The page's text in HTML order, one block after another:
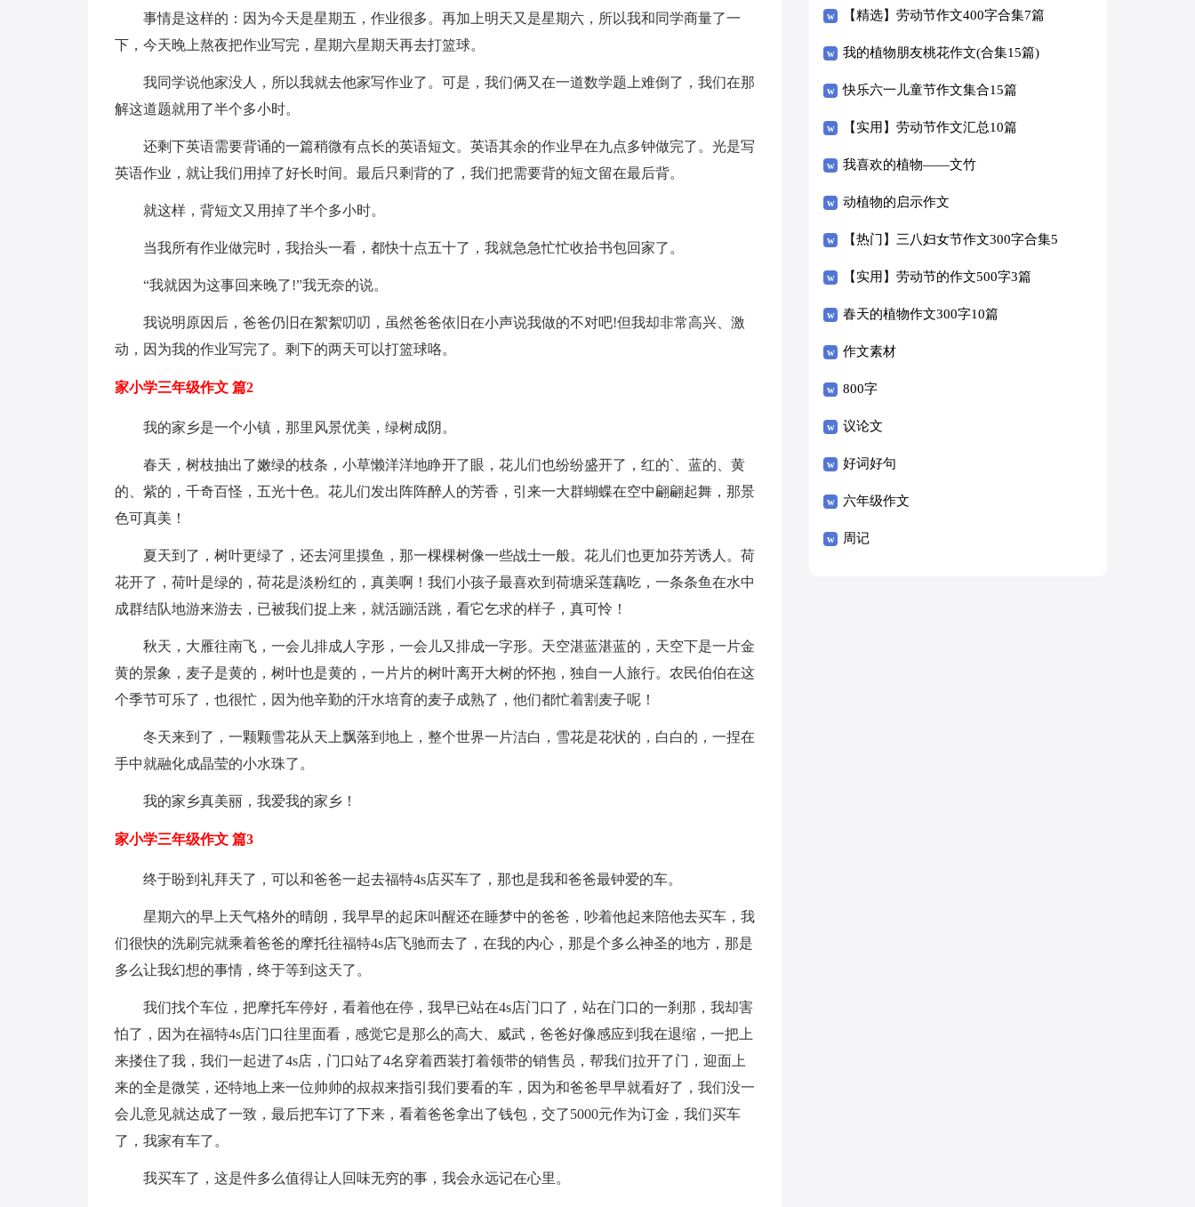
事情是这样的：因为今天是星期五，作业很多。再加上明天又是星期六，所以我和同学商量了一
下，今天晚上熬夜把作业写完，星期六星期天再去打篮球。
我同学说他家没人，所以我就去他家写作业了。可是，我们俩又在一道数学题上难倒了，我们在那
解这道题就用了半个多小时。
还剩下英语需要背诵的一篇稍微有点长的英语短文。英语其余的作业早在九点多钟做完了。光是写
英语作业，就让我们用掉了好长时间。最后只剩背的了，我们把需要背的短文留在最后背。
就这样，背短文又用掉了半个多小时。
当我所有作业做完时，我抬头一看，都快十点五十了，我就急急忙忙收拾书包回家了。
“我就因为这事回来晚了!”我无奈的说。
我说明原因后，爸爸仍旧在絮絮叨叨，虽然爸爸依旧在小声说我做的不对吧!但我却非常高兴、激
动，因为我的作业写完了。剩下的两天可以打篮球咯。
家小学三年级作文 篇2
我的家乡是一个小镇，那里风景优美，绿树成阴。
春天，树枝抽出了嫩绿的枝条，小草懒洋洋地睁开了眼，花儿们也纷纷盛开了，红的`、蓝的、黄
的、紫的，千奇百怪，五光十色。花儿们发出阵阵醉人的芳香，引来一大群蝴蝶在空中翩翩起舞，那景
色可真美！
夏天到了，树叶更绿了，还去河里摸鱼，那一棵棵树像一些战士一般。花儿们也更加芬芳诱人。荷
花开了，荷叶是绿的，荷花是淡粉红的，真美啊！我们小孩子最喜欢到荷塘采莲藕吃，一条条鱼在水中
成群结队地游来游去，已被我们捉上来，就活蹦活跳，看它乞求的样子，真可怜！
秋天，大雁往南飞，一会儿排成人字形，一会儿又排成一字形。天空湛蓝湛蓝的，天空下是一片金
黄的景象，麦子是黄的，树叶也是黄的，一片片的树叶离开大树的怀抱，独自一人旅行。农民伯伯在这
个季节可乐了，也很忙，因为他辛勤的汗水培育的麦子成熟了，他们都忙着割麦子呢！
冬天来到了，一颗颗雪花从天上飘落到地上，整个世界一片洁白，雪花是花状的，白白的，一捏在
手中就融化成晶莹的小水珠了。
我的家乡真美丽，我爱我的家乡！
家小学三年级作文 篇3
终于盼到礼拜天了，可以和爸爸一起去福特4s店买车了，那也是我和爸爸最钟爱的车。
星期六的早上天气格外的晴朗，我早早的起床叫醒还在睡梦中的爸爸，吵着他起来陪他去买车，我
们很快的洗刷完就乘着爸爸的摩托往福特4s店飞驰而去了，在我的内心，那是个多么神圣的地方，那是
多么让我幻想的事情，终于等到这天了。
我们找个车位，把摩托车停好，看着他在停，我早已站在4s店门口了，站在门口的一刹那，我却害
怕了，因为在福特4s店门口往里面看，感觉它是那么的高大、威武，爸爸好像感应到我在退缩，一把上
来搂住了我，我们一起进了4s店，门口站了4名穿着西装打着领带的销售员，帮我们拉开了门，迎面上
来的全是微笑，还特地上来一位帅帅的叔叔来指引我们要看的车，因为和爸爸早早就看好了，我们没一
会儿意见就达成了一致，最后把车订了下来，看着爸爸拿出了钱包，交了5000元作为订金，我们买车
了，我家有车了。
我买车了，这是件多么值得让人回味无穷的事，我会永远记在心里。
【精选】劳动节作文400字合集7篇
我的植物朋友桃花作文(合集15篇)
快乐六一儿童节作文集合15篇
【实用】劳动节作文汇总10篇
我喜欢的植物——文竹
动植物的启示作文
【热门】三八妇女节作文300字合集5
篇
【实用】劳动节的作文500字3篇
春天的植物作文300字10篇
作文素材
800字
议论文
好词好句
六年级作文
周记